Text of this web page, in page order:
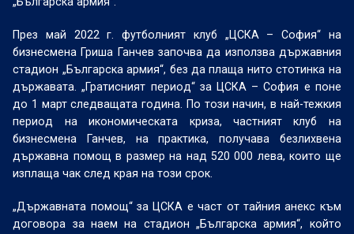
През май 2022 г. футболният клуб „ЦСКА – София“ на
бизнесмена Гриша Ганчев започва да използва държавния
стадион „Българска армия“, без да плаща нито стотинка на
държавата. „Гратисният период“ за ЦСКА – София е поне
до 1 март следващата година. По този начин, в най-тежкия
период на икономическата криза, частният клуб на
бизнесмена Ганчев, на практика, получава безлихвена
държавна помощ в размер на над 520 000 лева, които ще
изплаща чак след края на този срок.
„Държавната помощ“ за ЦСКА е част от тайния анекс към
договора за наем на стадион „Българска армия“, който